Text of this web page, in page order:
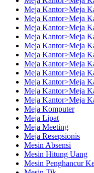
Meja Kantor>Meja
Meja Kantor>Meja
Meja Kantor>Meja
Meja Kantor>Meja
Meja Kantor>Meja
Meja Kantor>Meja
Meja Kantor>Meja
Meja Kantor>Meja
Meja Kantor>Meja
Meja Kantor>Meja
Meja Kantor>Meja
Meja Komputer
Meja Lipat
Meja Meeting
Meja Resepsionis
Mesin Absensi
Mesin Hitung Uang
Mesin Penghancur